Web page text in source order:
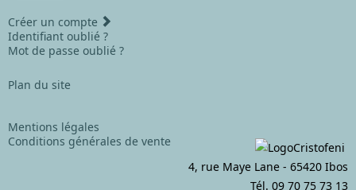
Créer un compte
Identifiant oublié ?
Mot de passe oublié ?
Plan du site
Mentions légales
Conditions générales de vente
4, rue Maye Lane - 65420 Ibos
Tél. 09 70 75 73 13